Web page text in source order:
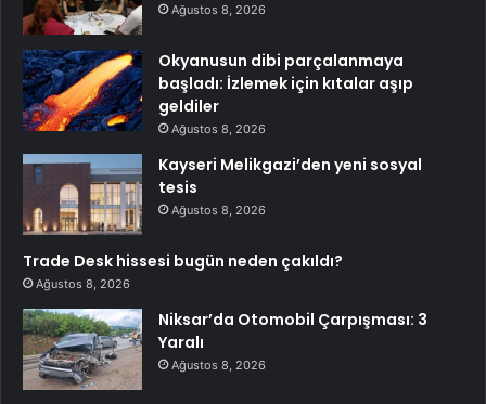
Ağustos 8, 2026
Okyanusun dibi parçalanmaya
başladı: İzlemek için kıtalar aşıp
geldiler
Ağustos 8, 2026
Kayseri Melikgazi’den yeni sosyal
tesis
Ağustos 8, 2026
Trade Desk hissesi bugün neden çakıldı?
Ağustos 8, 2026
Niksar’da Otomobil Çarpışması: 3
Yaralı
Ağustos 8, 2026